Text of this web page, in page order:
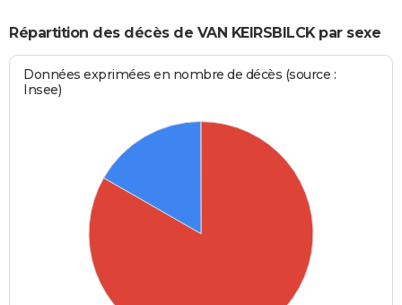
Répartition des décès de VAN KEIRSBILCK par sexe
Données exprimées en nombre de décès (source :
Insee)